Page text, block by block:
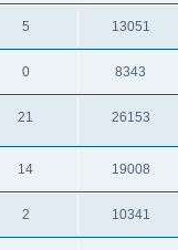
5 13051
0 8343
21 26153
14 19008
2 10341